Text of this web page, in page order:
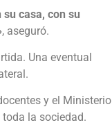
casa, con su
, aseguró.
Una eventual
y el Ministerio
la sociedad.